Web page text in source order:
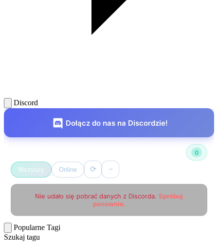
Discord
Dołącz do nas na Discordzie!
0
Wszyscy Online ⟳ −
Nie udało się pobrać danych z Discorda. Spróbuj
ponownie.
Popularne Tagi
Szukaj tagu